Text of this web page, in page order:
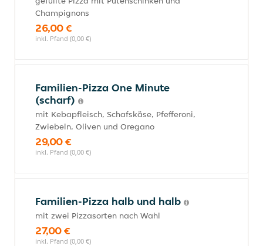
Champignons
26,00 €
inkl. Pfand (0,00 €)
Familien-Pizza One Minute
(scharf)
mit Kebapfleisch, Schafskäse, Pfefferoni,
Zwiebeln, Oliven und Oregano
29,00 €
inkl. Pfand (0,00 €)
Familien-Pizza halb und halb
mit zwei Pizzasorten nach Wahl
27,00 €
inkl. Pfand (0,00 €)